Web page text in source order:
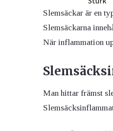
Slemsäckar är en
Slemsäckarna
När inflammation
Man hittar främst